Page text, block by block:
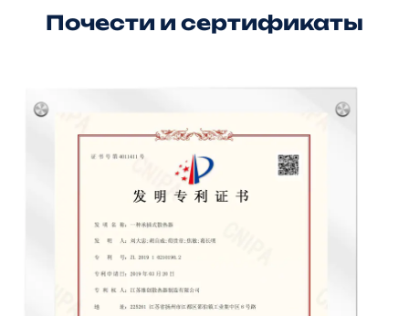
Почести и сертификаты